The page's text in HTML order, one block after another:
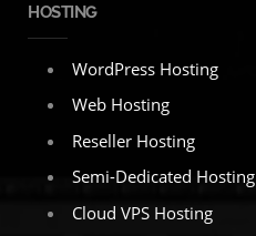
HOSTING
WordPress Hosting
Web Hosting
Reseller Hosting
Semi-Dedicated Hosting
Cloud VPS Hosting